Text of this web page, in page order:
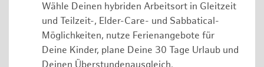
Wähle Deinen hybriden Arbeitsort in Gleitzeit
und Teilzeit-, Elder-Care- und Sabbatical-
Möglichkeiten, nutze Ferienangebote für
Deine Kinder, plane Deine 30 Tage Urlaub und
Deinen Überstundenausgleich.